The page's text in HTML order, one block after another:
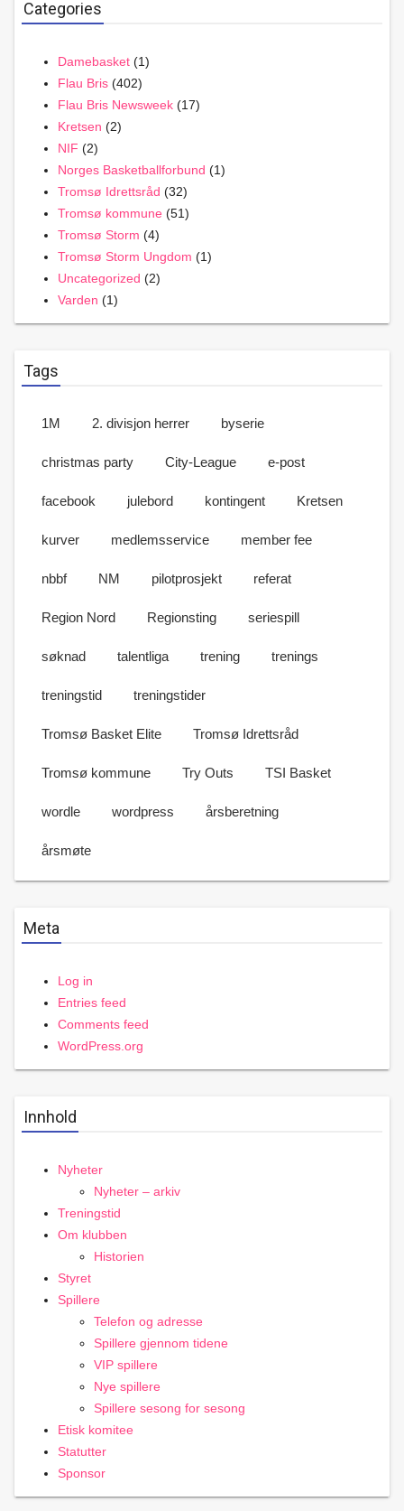
Categories
Damebasket (1)
Flau Bris (402)
Flau Bris Newsweek (17)
Kretsen (2)
NIF (2)
Norges Basketballforbund (1)
Tromsø Idrettsråd (32)
Tromsø kommune (51)
Tromsø Storm (4)
Tromsø Storm Ungdom (1)
Uncategorized (2)
Varden (1)
Tags
1M 2. divisjon herrer byserie
christmas party City-League e-post
facebook julebord kontingent Kretsen
kurver medlemsservice member fee
nbbf NM pilotprosjekt referat
Region Nord Regionsting seriespill
søknad talentliga trening trenings
treningstid treningstider
Tromsø Basket Elite Tromsø Idrettsråd
Tromsø kommune Try Outs TSI Basket
wordle wordpress årsberetning
årsmøte
Meta
Log in
Entries feed
Comments feed
WordPress.org
Innhold
Nyheter
Nyheter – arkiv
Treningstid
Om klubben
Historien
Styret
Spillere
Telefon og adresse
Spillere gjennom tidene
VIP spillere
Nye spillere
Spillere sesong for sesong
Etisk komitee
Statutter
Sponsor